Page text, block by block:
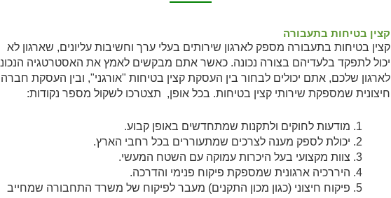
קצין בטיחות בתעבורה
קצין בטיחות בתעבורה מספק לארגון שירותים בעלי ערך וחשיבות עליונים, שארגון לא
יכול לתפקד בלעדיהם בצורה נכונה.כאשר אתם מבקשים לאמץ את האסטרטגיה
לארגון שלכם, אתם יכולים לבחור בין העסקת קצין בטיחות "אורגני", ובין העסקת חברה
חיצונית שמספקת שירותי קצין בטיחות. בכל אופן, תצטרכו לשקול מספר נקודות:
1. מודעות לחוקים ולתקנות שמתחדשים באופן קבוע
.
2. יכולת לספק מענה לצרכים שמתעוררים בכל רחבי הארץ.
3. צוות מקצועי בעל היכרות עמוקה עם השטח המעשי.
4. היררכיה ארגונית שמספקת פיקוח פנימי והדרכה.
5. פיקוח חיצוני (כגון מכון התקנים) מעבר לפיקוח של משרד התחבורה שמחייב